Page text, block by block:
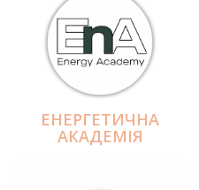
ЕНЕРГЕТИЧНА
АКАДЕМІЯ